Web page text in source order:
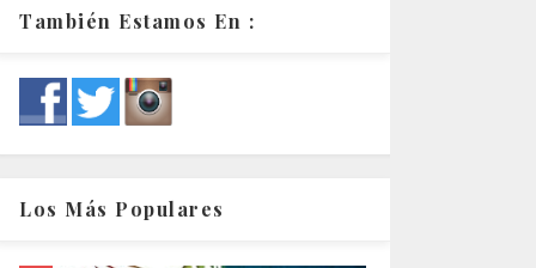
También Estamos En :
Los Más Populares